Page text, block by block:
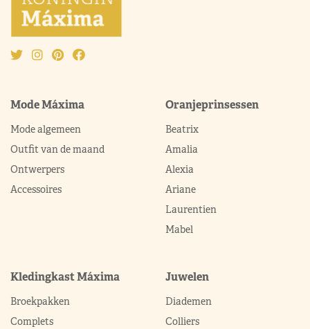
Mode Máxima
Mode algemeen
Outfit van de maand
Ontwerpers
Accessoires
Oranjeprinsessen
Beatrix
Amalia
Alexia
Ariane
Laurentien
Mabel
Kledingkast Máxima
Broekpakken
Complets
Juwelen
Diademen
Colliers